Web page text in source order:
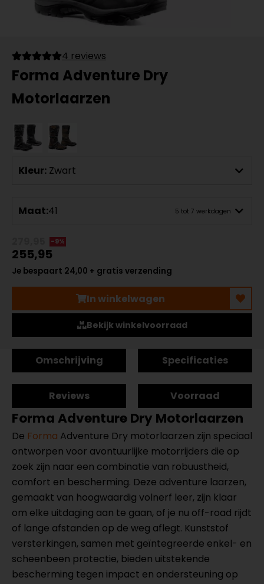
4 reviews
Forma Adventure Dry
Motorlaarzen
Kleur: Zwart
Maat:41 5 tot 7 werkdagen
-9%
255,95
Je bespaart 24,00 + gratis verzending
In winkelwagen
Bekijk winkelvoorraad
Omschrijving Specificaties
Reviews Voorraad
Forma Adventure Dry Motorlaarzen
De Forma Adventure Dry motorlaarzen zijn speciaal
ontworpen voor avontuurlijke motorrijders die op
zoek zijn naar een combinatie van robuustheid,
comfort en bescherming. Deze adventure laarzen,
gemaakt van hoogwaardig volnerf leer, zijn klaar
om elke uitdaging aan te gaan, of je nu off-road rijdt
of lange afstanden op de weg aflegt. Kunststof
versterkingen, samen met geïntegreerde enkel- en
scheenbeen protectie, bieden uitstekende
bescherming tegen impact en ondersteuning op